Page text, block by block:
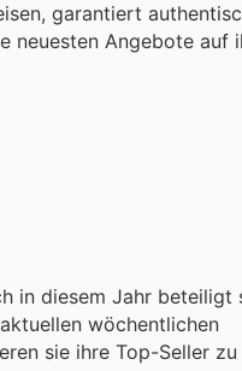
garantiert
neuesten Angebote auf
in diesem Jahr beteiligt
wöchentlichen
sie ihre Top-Seller zu